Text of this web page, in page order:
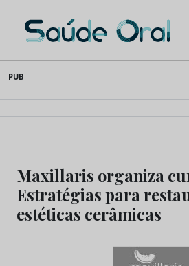
to
content
Saúde Oral
PUB
Maxillaris organiza
Estratégias para
estéticas cerâmicas